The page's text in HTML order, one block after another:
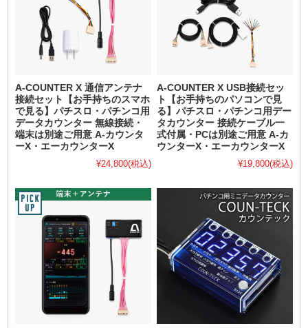
A-COUNTER X 通信アンテナ
接続セット【お手持ちのスマホ
で見る】パチスロ・パチンコ用
データカウンター 無線接続・
端末は別途ご用意 A-カウンタ
ーX・エーカウンターX
¥24,800(税込)
A-COUNTER X USB接続セッ
ト【お手持ちのパソコンで見
る】パチスロ・パチンコ用デー
タカウンター 接続ケーブル一
式付属・PCは別途ご用意 A-カ
ウンターX・エーカウンターX
¥19,800(税込)